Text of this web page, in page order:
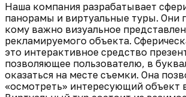
Наша компания разрабатывает
панорамы и виртуальные туры. Они
кому важно визуальное
рекламируемого объекта.
это интерактивное средство
позволяющее пользователю, в
оказаться на месте съемки. Она
«осмотреть» интересующий объект